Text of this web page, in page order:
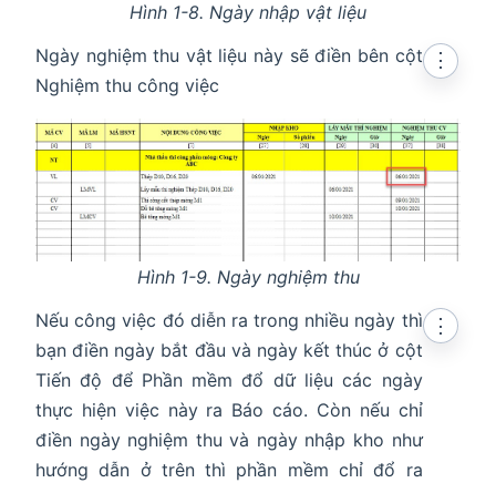
Hình 1-8. Ngày nhập vật liệu
Ngày nghiệm thu vật liệu này sẽ điền bên cột
Nghiệm thu công việc
⋮
Hình 1-9. Ngày nghiệm thu
Nếu công việc đó diễn ra trong nhiều ngày thì
bạn điền ngày bắt đầu và ngày kết thúc ở cột
Tiến độ để Phần mềm đổ dữ liệu các ngày
thực hiện việc này ra Báo cáo. Còn nếu chỉ
điền ngày nghiệm thu và ngày nhập kho như
hướng dẫn ở trên thì phần mềm chỉ đổ ra
⋮